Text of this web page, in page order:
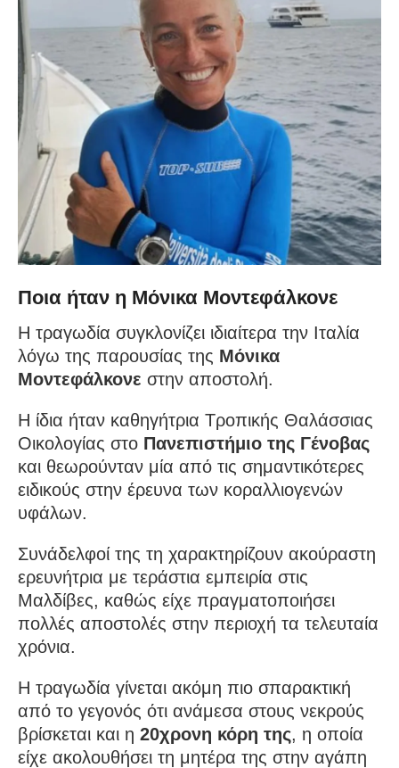
Ποια ήταν η Μόνικα Μοντεφάλκονε
Η τραγωδία συγκλονίζει ιδιαίτερα την Ιταλία
λόγω της παρουσίας της Μόνικα
Μοντεφάλκονε στην αποστολή.
Η ίδια ήταν καθηγήτρια Τροπικής Θαλάσσιας
Οικολογίας στο Πανεπιστήμιο της Γένοβας
και θεωρούνταν μία από τις σημαντικότερες
ειδικούς στην έρευνα των κοραλλιογενών
υφάλων.
Συνάδελφοί της τη χαρακτηρίζουν ακούραστη
ερευνήτρια με τεράστια εμπειρία στις
Μαλδίβες, καθώς είχε πραγματοποιήσει
πολλές αποστολές στην περιοχή τα τελευταία
χρόνια.
Η τραγωδία γίνεται ακόμη πιο σπαρακτική
από το γεγονός ότι ανάμεσα στους νεκρούς
βρίσκεται και η 20χρονη κόρη της, η οποία
είχε ακολουθήσει τη μητέρα της στην αγάπη